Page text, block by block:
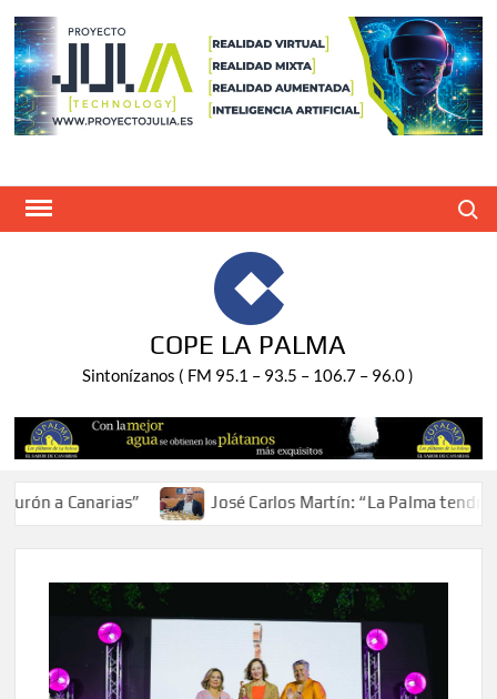
Saltar
contenido
COPE LA PALMA
Sintonízanos ( FM 95.1 – 93.5 – 106.7 – 96.0 )
a Canarias” José Carlos Martín: “La Palma tendrá